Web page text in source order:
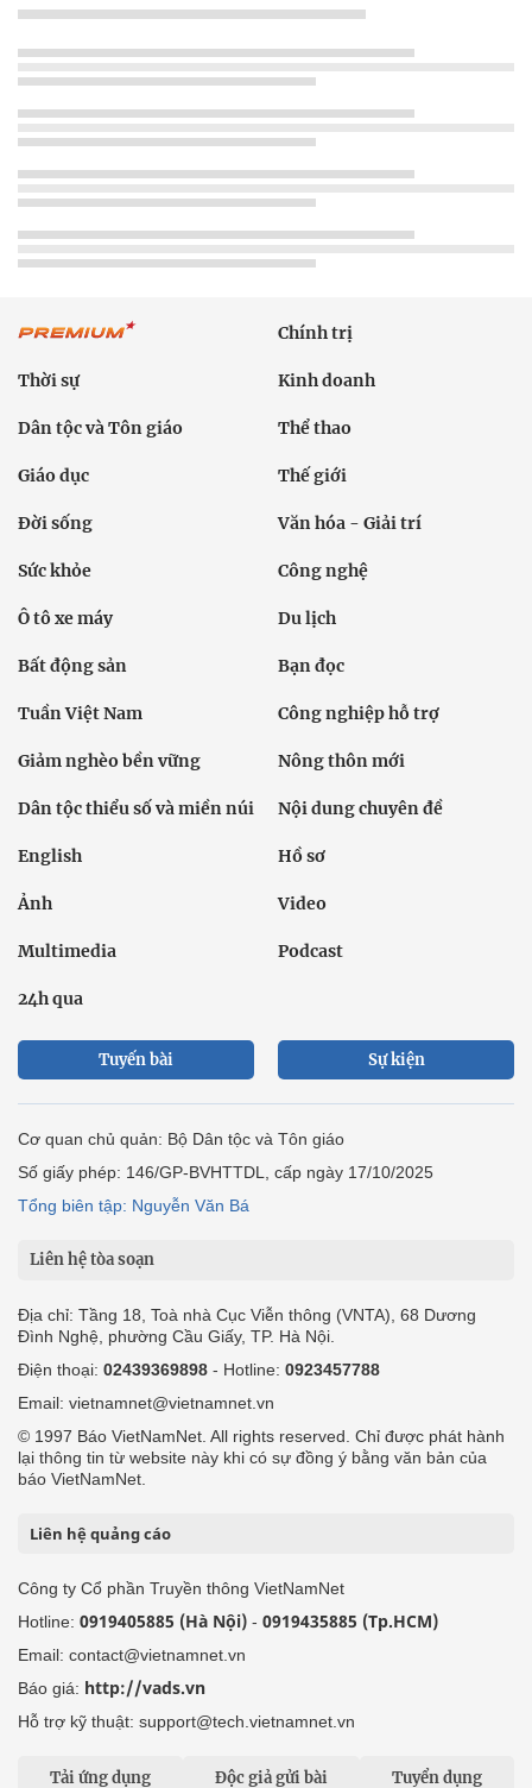
Chính trị
Thời sự Kinh doanh
Dân tộc và Tôn giáo Thể thao
Giáo dục Thế giới
Đời sống Văn hóa - Giải trí
Sức khỏe Công nghệ
Ô tô xe máy Du lịch
Bất động sản Bạn đọc
Tuần Việt Nam Công nghiệp hỗ trợ
Giảm nghèo bền vững Nông thôn mới
Dân tộc thiểu số và miền núi Nội dung chuyên đề
English Hồ sơ
Ảnh Video
Multimedia Podcast
24h qua
Tuyến bài Sự kiện
Cơ quan chủ quản: Bộ Dân tộc và Tôn giáo
Số giấy phép: 146/GP-BVHTTDL, cấp ngày 17/10/2025
Tổng biên tập: Nguyễn Văn Bá
Liên hệ tòa soạn
Địa chỉ: Tầng 18, Toà nhà Cục Viễn thông (VNTA), 68 Dương
Đình Nghệ, phường Cầu Giấy, TP. Hà Nội.
Điện thoại: 02439369898 - Hotline: 0923457788
Email: vietnamnet@vietnamnet.vn
© 1997 Báo VietNamNet. All rights reserved. Chỉ được phát hành
lại thông tin từ website này khi có sự đồng ý bằng văn bản của
báo VietNamNet.
Liên hệ quảng cáo
Công ty Cổ phần Truyền thông VietNamNet
Hotline: 0919405885 (Hà Nội) - 0919435885 (Tp.HCM)
Email: contact@vietnamnet.vn
Báo giá: http://vads.vn
Hỗ trợ kỹ thuật: support@tech.vietnamnet.vn
Tải ứng dụng Độc giả gửi bài Tuyển dụng